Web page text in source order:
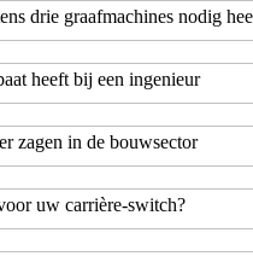
drie graafmachines nodig
heeft bij een ingenieur
zagen in de bouwsector
uw carrière-switch?